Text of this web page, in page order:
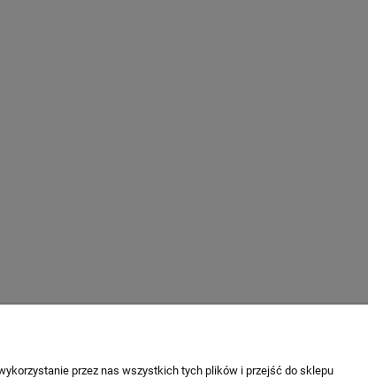
KONTAKT
przez nas wszystkich tych plików i przejść do sklepu